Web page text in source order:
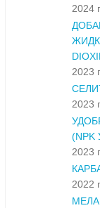
2024
2023
2023
2023
2022